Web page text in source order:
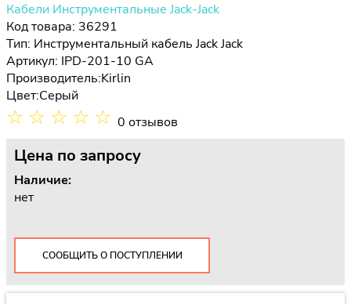
Кабели Инструментальные Jack-Jack
Код товара: 36291
Тип: Инструментальный кабель Jack Jack
Артикул: IPD-201-10 GA
Производитель:Kirlin
Цвет:Серый
☆ ☆ ☆ ☆ ☆ 0 отзывов
Цена по запросу
Наличие:
нет
СООБЩИТЬ О ПОСТУПЛЕНИИ